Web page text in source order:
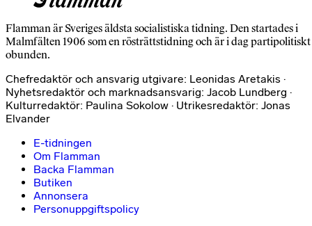
Flamman är Sveriges äldsta socialistiska tidning. Den startades i
Malmfälten 1906 som en rösträttstidning och är i dag partipolitiskt
obunden.
Chefredaktör och ansvarig utgivare: Leonidas Aretakis ·
Nyhetsredaktör och marknadsansvarig: Jacob Lundberg ·
Kulturredaktör: Paulina Sokolow · Utrikesredaktör: Jonas
Elvander
E-tidningen
Om Flamman
Backa Flamman
Butiken
Annonsera
Personuppgiftspolicy